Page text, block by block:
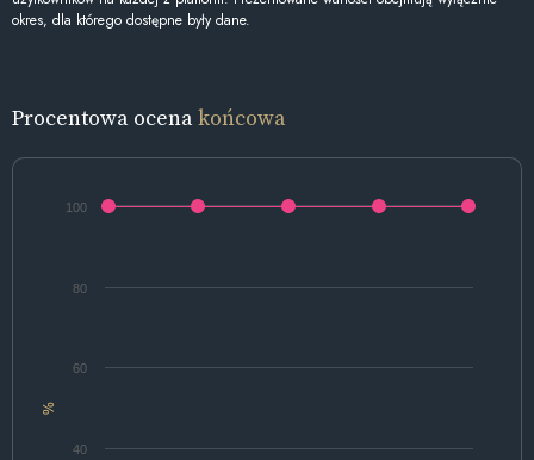
okres, dla którego dostępne były dane.
Procentowa ocenakońcowa
%
40
60
80
100